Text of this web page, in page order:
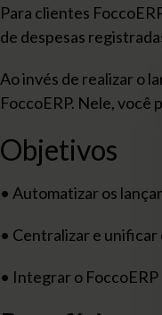
Para clientes
de despesas
Ao invés de realizar o
FoccoERP. Nele, você
Objetivos
• Automatizar os
• Centralizar e unificar
• Integrar o